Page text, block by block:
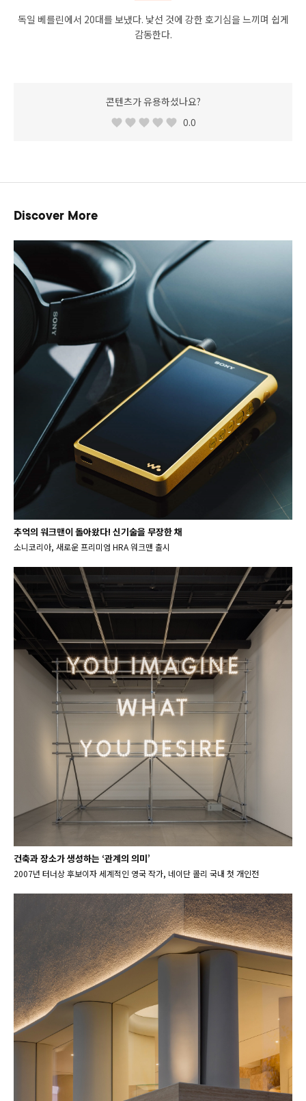
독일 베를린에서 20대를 보냈다. 낯선 것에 강한 호기심을 느끼며 쉽게
감동한다.
콘텐츠가 유용하셨나요?
0.0
Discover More
추억의 워크맨이 돌아왔다! 신기술을 무장한 채
소니코리아, 새로운 프리미엄 HRA 워크맨 출시
건축과 장소가 생성하는 ‘관계의 의미’
2007년 터너상 후보이자 세계적인 영국 작가, 네이단 콜리 국내 첫 개인전